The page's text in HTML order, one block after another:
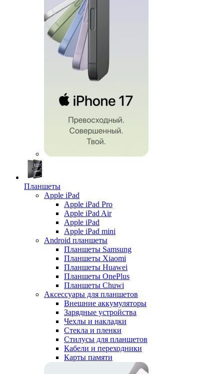
Планшеты
Apple iPad
Apple iPad Pro
Apple iPad Air
Apple iPad
Apple iPad mini
Android планшеты
Планшеты Samsung
Планшеты Xiaomi
Планшеты Huawei
Планшеты OnePlus
Планшеты Chuwi
Аксессуары для планшетов
Внешние аккумуляторы
Зарядные устройства
Чехлы и накладки
Стекла и пленки
Стилусы для планшетов
Кабели и переходники
Карты памяти